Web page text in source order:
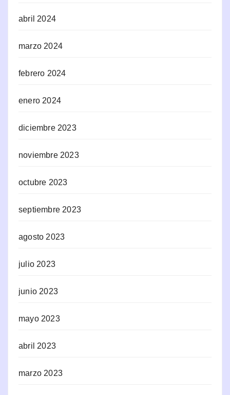
abril 2024
marzo 2024
febrero 2024
enero 2024
diciembre 2023
noviembre 2023
octubre 2023
septiembre 2023
agosto 2023
julio 2023
junio 2023
mayo 2023
abril 2023
marzo 2023